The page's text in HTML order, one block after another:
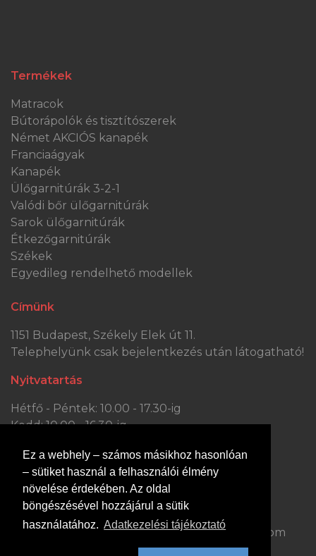
Ez a webhely – számos másikhoz hasonlóan
– sütiket használ a felhasználói élmény
növelése érdekében. Az oldal
böngészésével hozzájárul a sütik
használatához. Adatkezelési tájékoztató
Termékek
Matracok
Bútorápolók és tisztítószerek
Német AKCIÓS kanapék
Franciaágyak
Kanapék
Ülőgarnitúrák 3-2-1
Valódi bőr ülőgarnitúrák
Sarok ülőgarnitúrák
Étkezőgarnitúrák
Székek
Egyedileg rendelhető modellek
Címünk
1151 Budapest, Székely Elek út 11.
Telephelyünk csak bejelentkezés után látogatható!
Nyitvatartás
Hétfő - Péntek: 10.00 - 17.30-ig
Kedd: 10.00 - 16.30-ig
Vasárnap: ZÁRVA
Kapcsolat
Hívjon minket:
+36 70 363 0447
dejobutor@gmail.com